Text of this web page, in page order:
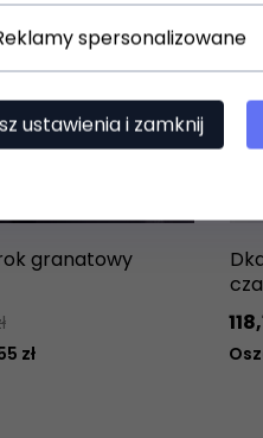
granatowy
zł
118,
spersonalizowane
ustawienia i zamknij